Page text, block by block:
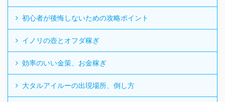
初心者が後悔しないための攻略ポイント
イノリの壺とオフダ稼ぎ
効率のいい金策、お金稼ぎ
大タルアイルーの出現場所、倒し方